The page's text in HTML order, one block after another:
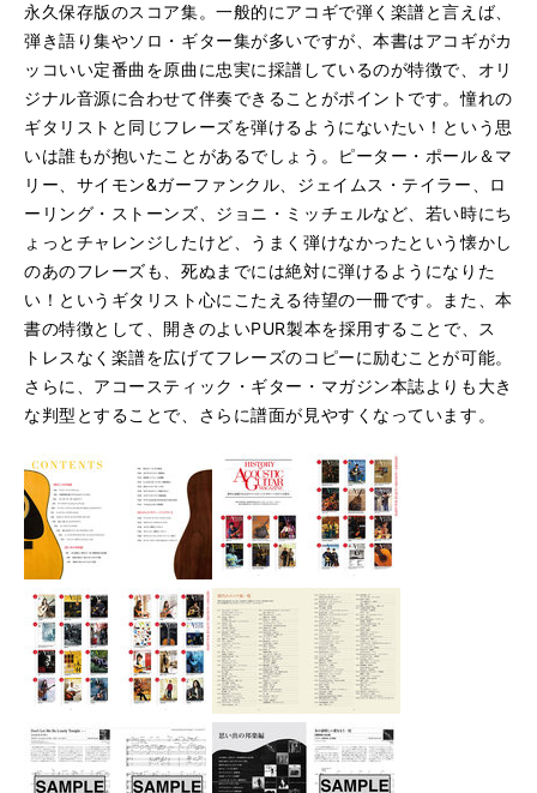
永久保存版のスコア集。一般的にアコギで弾く楽譜と言えば、
弾き語り集やソロ・ギター集が多いですが、本書はアコギがカ
ッコいい定番曲を原曲に忠実に採譜しているのが特徴で、オリ
ジナル音源に合わせて伴奏できることがポイントです。憧れの
ギタリストと同じフレーズを弾けるようにないたい！という思
いは誰もが抱いたことがあるでしょう。ピーター・ポール＆マ
リー、サイモン&ガーファンクル、ジェイムス・テイラー、ロ
ーリング・ストーンズ、ジョニ・ミッチェルなど、若い時にち
ょっとチャレンジしたけど、うまく弾けなかったという懐かし
のあのフレーズも、死ぬまでには絶対に弾けるようになりた
い！というギタリスト心にこたえる待望の一冊です。また、本
書の特徴として、開きのよいPUR製本を採用することで、ス
トレスなく楽譜を広げてフレーズのコピーに励むことが可能。
さらに、アコースティック・ギター・マガジン本誌よりも大き
な判型とすることで、さらに譜面が見やすくなっています。